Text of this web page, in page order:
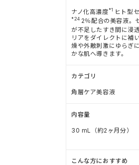
ナノ化高濃度*1 ヒト型
*24 2％配合の美容液。
が不足したすき間に浸
リアをダイレクトに補
燥や外敵刺激にゆらぎ
かな肌へ導きます。
カテゴリ
角層ケア美容液
内容量
30 mL（約2ヶ月分）
こんな方におすすめ